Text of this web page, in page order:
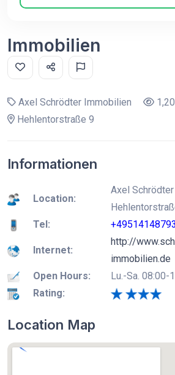
Immobilien
Axel Schrödter Immobilien
Hehlentorstraße 9
Informationen
Location:
Axel
Tel:
Internet:
http://
immobilien.de
Open Hours:
Lu.-Sa. 08:00-
Rating:
Location Map